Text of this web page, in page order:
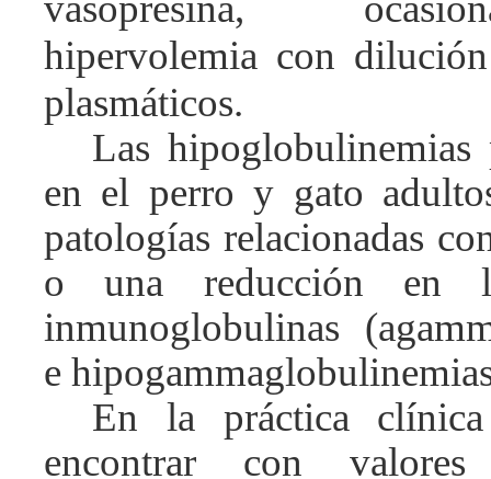
hipervolemia con
plasmáticos.
Las hipoglobulinemias
en el perro y gato
patologías relacionadas
o una reducción en
inmunoglobulinas
e
En la práctica
encontrar con